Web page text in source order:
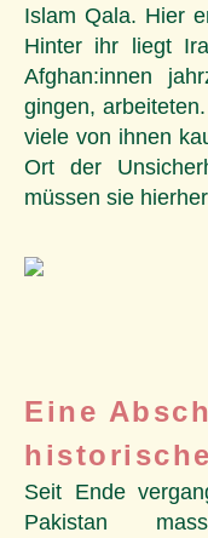
Islam Qala. Hier
Hinter ihr liegt
Afghan:innen
gingen,
viele von ihnen
Ort der
müssen sie
Eine
Seit Ende
Pakistan